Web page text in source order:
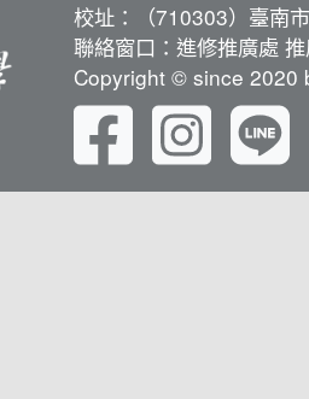
校址：（710303）臺南
聯絡窗口：進修推廣處
Copyright © since 2020